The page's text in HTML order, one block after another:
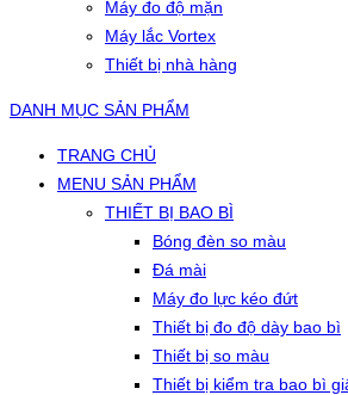
Máy đo độ mặn
Máy lắc Vortex
Thiết bị nhà hàng
DANH MỤC SẢN PHẨM
TRANG CHỦ
MENU SẢN PHẨM
THIẾT BỊ BAO BÌ
Bóng đèn so màu
Đá mài
Máy đo lực kéo đứt
Thiết bị đo độ dày bao bì
Thiết bị so màu
Thiết bị kiểm tra bao bì